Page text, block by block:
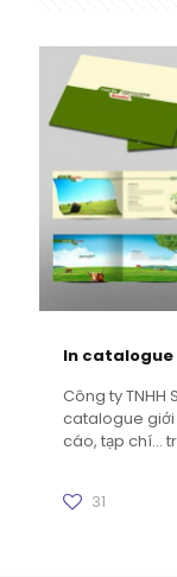
In catalogue
Công ty TNHH
catalogue giới
cáo, tạp chí…
31